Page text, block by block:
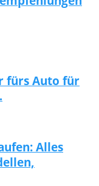
fürs Auto für
Alles